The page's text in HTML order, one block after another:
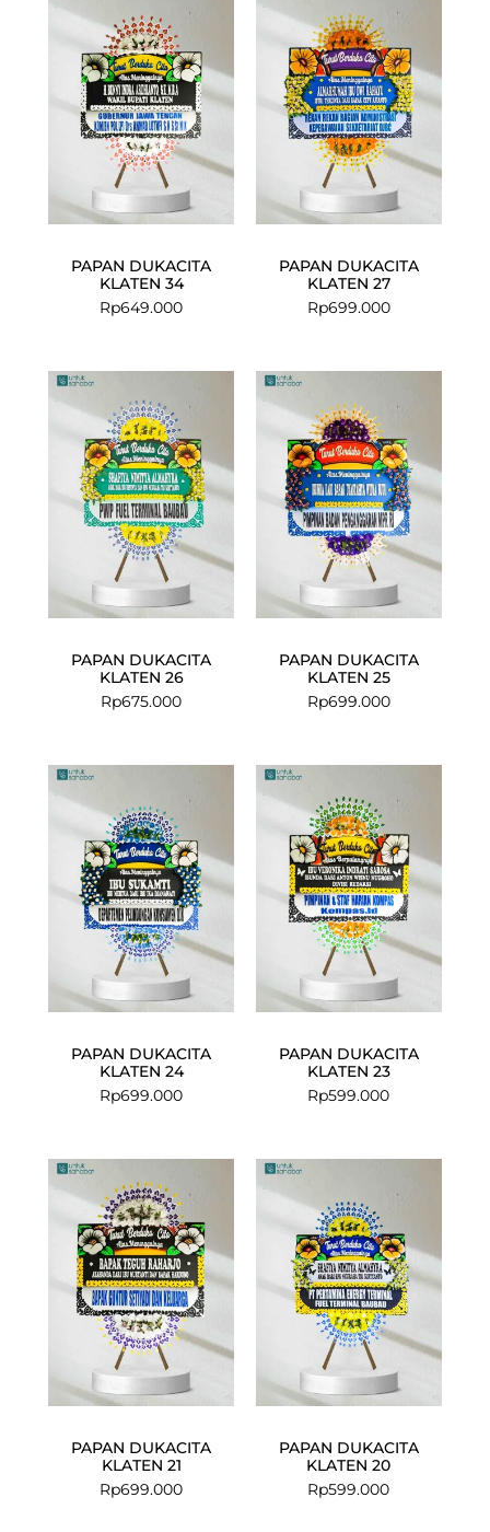
PAPAN DUKACITA
KLATEN 34
Rp649.000
PAPAN DUKACITA
KLATEN 27
Rp699.000
PAPAN DUKACITA
KLATEN 26
Rp675.000
PAPAN DUKACITA
KLATEN 25
Rp699.000
PAPAN DUKACITA
KLATEN 24
Rp699.000
PAPAN DUKACITA
KLATEN 23
Rp599.000
PAPAN DUKACITA
KLATEN 21
Rp699.000
PAPAN DUKACITA
KLATEN 20
Rp599.000